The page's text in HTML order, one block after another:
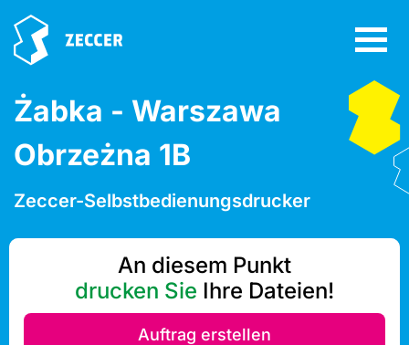
Żabka - Warszawa
Obrzeżna 1B
Zeccer-Selbstbedienungsdrucker
An diesem Punkt
drucken Sie Ihre Dateien!
Auftrag erstellen